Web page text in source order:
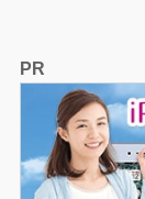
PR